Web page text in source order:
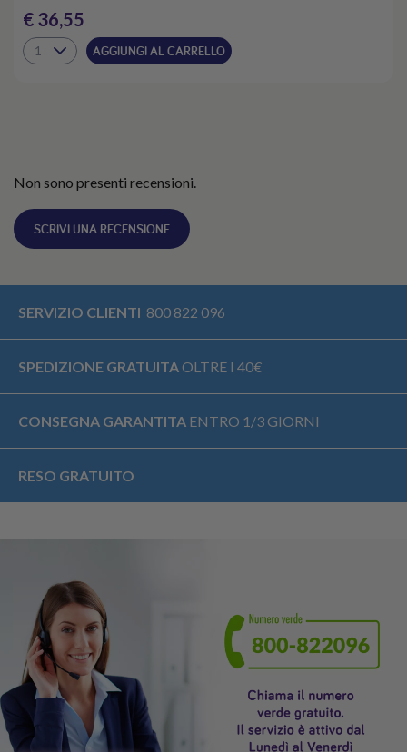
€ 36,55
AGGIUNGI AL CARRELLO
Non sono presenti recensioni.
SCRIVI UNA RECENSIONE
SERVIZIO CLIENTI 800 822 096
SPEDIZIONE GRATUITAOLTRE I 40€
CONSEGNA GARANTITA ENTRO 1/3 GIORNI
RESO GRATUITO